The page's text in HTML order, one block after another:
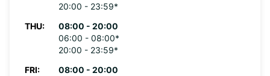
20:00 - 23:59*
THU:
08:00 - 20:00
06:00 - 08:00*
20:00 - 23:59*
FRI:
08:00 - 20:00